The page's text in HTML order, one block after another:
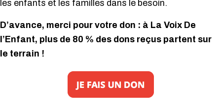
les enfants et les familles dans le besoin.
D’avance, merci pour votre don : à La Voix De
l’Enfant, plus de 80 % des dons reçus partent sur
le terrain !